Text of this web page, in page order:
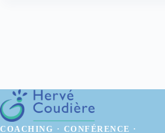
COACHING · CONFÉRENCE ·